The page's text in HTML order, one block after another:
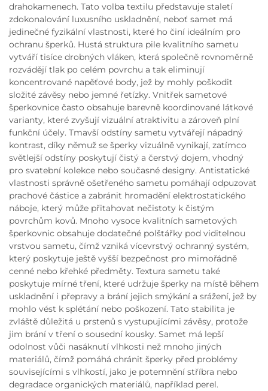
drahokamenech. Tato volba textilu představuje staletí
zdokonalování luxusního uskladnění, neboť samet má
jedinečné fyzikální vlastnosti, které ho činí ideálním pro
ochranu šperků. Hustá struktura pile kvalitního sametu
vytváří tisíce drobných vláken, která společně rovnoměrně
rozvádějí tlak po celém povrchu a tak eliminují
koncentrované napěťové body, jež by mohly poškodit
složité závěsy nebo jemné řetízky. Vnitřek sametové
šperkovnice často obsahuje barevně koordinované látkové
varianty, které zvyšují vizuální atraktivitu a zároveň plní
funkční účely. Tmavší odstíny sametu vytvářejí nápadný
kontrast, díky němuž se šperky vizuálně vynikají, zatímco
světlejší odstíny poskytují čistý a čerstvý dojem, vhodný
pro svatební kolekce nebo současné designy. Antistatické
vlastnosti správně ošetřeného sametu pomáhají odpuzovat
prachové částice a zabránit hromadění elektrostatického
náboje, který může přitahovat nečistoty k čistým
povrchům kovů. Mnoho vysoce kvalitních sametových
šperkovnic obsahuje dodatečné polštářky pod viditelnou
vrstvou sametu, čímž vzniká vícevrstvý ochranný systém,
který poskytuje ještě vyšší bezpečnost pro mimořádně
cenné nebo křehké předměty. Textura sametu také
poskytuje mírné tření, které udržuje šperky na místě během
uskladnění i přepravy a brání jejich smýkání a srážení, jež by
mohlo vést k splétání nebo poškození. Tato stabilita je
zvláště důležitá u prstenů s vystupujícími závěsy, protože
jim brání v tření o sousední kousky. Samet má lepší
odolnost vůči nasáknutí vlhkosti než mnoho jiných
materiálů, čímž pomáhá chránit šperky před problémy
souvisejícími s vlhkostí, jako je potemnění stříbra nebo
degradace organických materiálů, například perel.